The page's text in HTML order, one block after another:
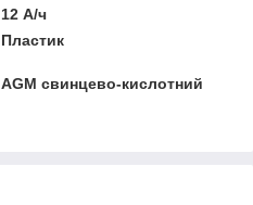
12 А/ч
Пластик
AGM свинцево-кислотний